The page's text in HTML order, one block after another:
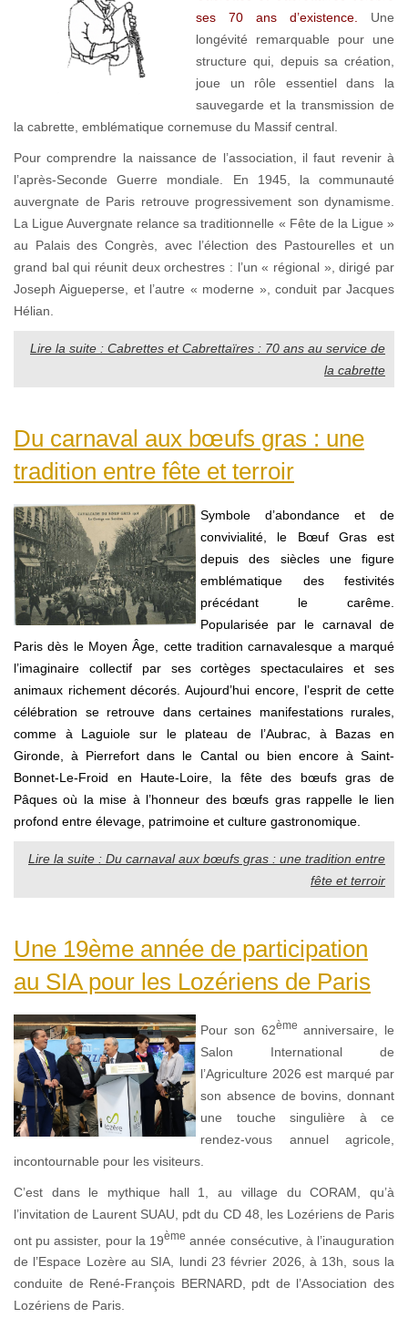
ses 70 ans d’existence.
Une
longévité remarquable pour une
structure qui, depuis sa création,
joue un rôle essentiel dans la
sauvegarde et la transmission de
la cabrette, emblématique cornemuse du Massif central.
Pour comprendre la naissance de l’association, il faut revenir à
l’après-Seconde Guerre mondiale. En 1945, la communauté
auvergnate de Paris retrouve progressivement son dynamisme.
La Ligue Auvergnate relance sa traditionnelle « Fête de la Ligue »
au Palais des Congrès, avec l’élection des Pastourelles et un
grand bal qui réunit deux orchestres : l’un « régional », dirigé par
Joseph Aigueperse, et l’autre « moderne », conduit par Jacques
Hélian.
Lire la suite : Cabrettes et Cabrettaïres : 70 ans au service de
la cabrette
Du carnaval aux bœufs gras : une
tradition entre fête et terroir
Symbole d’abondance et de
convivialité, le Bœuf Gras est
depuis des siècles une figure
emblématique des festivités
précédant le carême.
Popularisée par le carnaval de
Paris dès le Moyen Âge, cette tradition carnavalesque a marqué
l’imaginaire collectif par ses cortèges spectaculaires et ses
animaux richement décorés. Aujourd’hui encore, l’esprit de cette
célébration se retrouve dans certaines manifestations rurales,
comme à Laguiole sur le plateau de l’Aubrac, à Bazas en
Gironde,à Pierrefort dans le Cantal ou bien encore à Saint-
Bonnet-Le-Froid en Haute-Loire , la fête des bœufs gras de
Pâques où la mise à l’honneur des bœufs gras rappelle le lien
profond entre élevage, patrimoine et culture gastronomique.
Lire la suite : Du carnaval aux bœufs gras : une tradition entre
fête et terroir
Une 19ème année de participation
au SIA pour les Lozériens de Paris
Pour son 62ème anniversaire, le
Salon International de
l’Agriculture 2026 est marqué par
son absence de bovins, donnant
une touche singulière à ce
rendez-vous annuel agricole,
incontournable pour les visiteurs.
C’est dans le mythique hall 1, au village du CORAM, qu’à
l’invitation de Laurent SUAU, pdt du CD 48, les Lozériens de Paris
ont pu assister, pour la 19ème année consécutive, à l’inauguration
de l’Espace Lozère au SIA, lundi 23 février 2026, à 13h, sous la
conduite de René-François BERNARD, pdt de l’Association des
Lozériens de Paris.